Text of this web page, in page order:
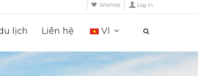
Wishlist Log in
lịch Liên hệ VI